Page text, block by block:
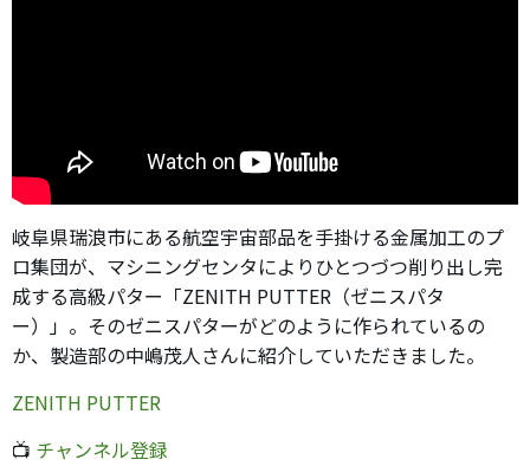
岐阜県瑞浪市にある航空宇宙部品を手掛ける金属加工のプ
ロ集団が、マシニングセンタによりひとつづつ削り出し完
成する高級パター「ZENITH PUTTER（ゼニスパタ
ー）」。そのゼニスパターがどのように作られているの
か、製造部の中嶋茂人さんに紹介していただきました。
ZENITH PUTTER
📺 チャンネル登録